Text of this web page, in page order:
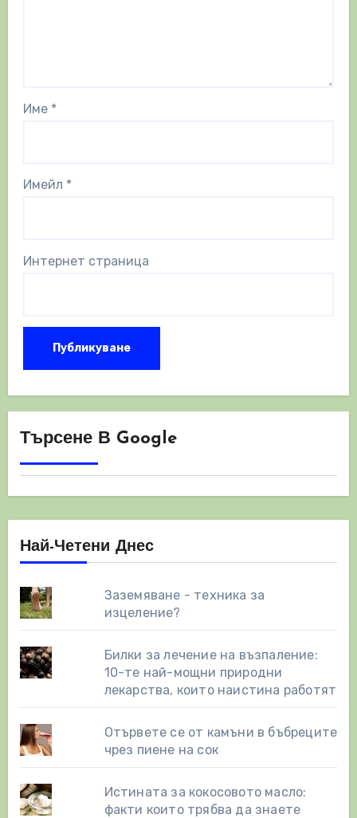
Име *
Имейл *
Интернет страница
Търсене В Google
Най-Четени Днес
Заземяване - техника за
изцеление?
Билки за лечение на възпаление:
10-те най-мощни природни
лекарства, които наистина работят
Отървете се от камъни в бъбреците
чрез пиене на сок
Истината за кокосовото масло:
факти които трябва да знаете